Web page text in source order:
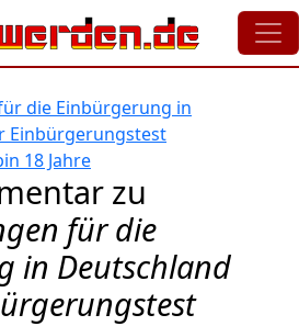
die Einbürgerung in
Einbürgerungstest
18 Jahre
zu
für die
in Deutschland